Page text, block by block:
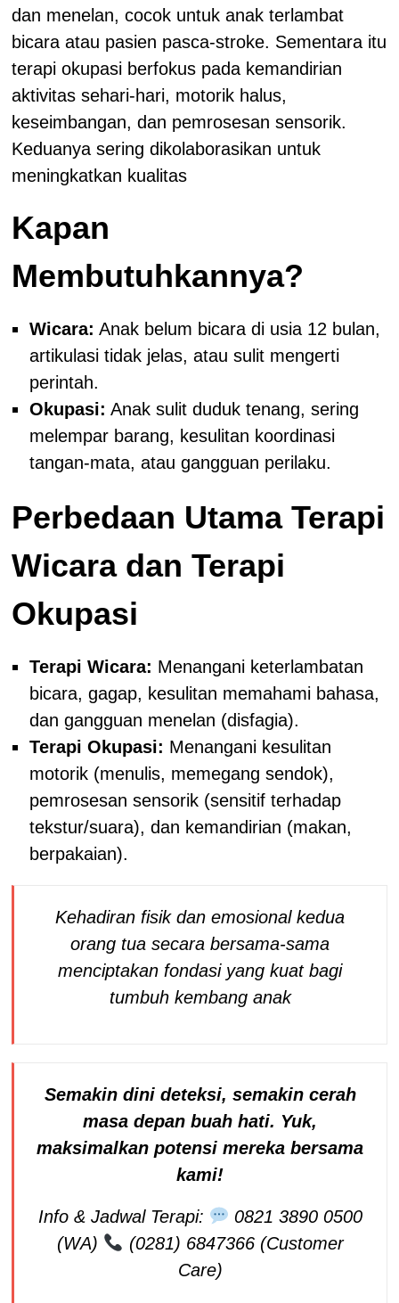
dan menelan, cocok untuk anak terlambat
bicara atau pasien pasca-stroke. Sementara itu
terapi okupasi berfokus pada kemandirian
aktivitas sehari-hari, motorik halus,
keseimbangan, dan pemrosesan sensorik.
Keduanya sering dikolaborasikan untuk
meningkatkan kualitas
Kapan
Membutuhkannya?
Wicara: Anak belum bicara di usia 12 bulan,
artikulasi tidak jelas, atau sulit mengerti
perintah.
Okupasi: Anak sulit duduk tenang, sering
melempar barang, kesulitan koordinasi
tangan-mata, atau gangguan perilaku.
Perbedaan Utama Terapi
Wicara dan Terapi
Okupasi
Terapi Wicara: Menangani keterlambatan
bicara, gagap, kesulitan memahami bahasa,
dan gangguan menelan (disfagia).
Terapi Okupasi: Menangani kesulitan
motorik (menulis, memegang sendok),
pemrosesan sensorik (sensitif terhadap
tekstur/suara), dan kemandirian (makan,
berpakaian).
Kehadiran fisik dan emosional kedua
orang tua secara bersama-sama
menciptakan fondasi yang kuat bagi
tumbuh kembang anak
Semakin dini deteksi, semakin cerah
masa depan buah hati. Yuk,
maksimalkan potensi mereka bersama
kami!
Info & Jadwal Terapi:
0821 3890 0500
(WA)
(0281) 6847366 (Customer
Care)